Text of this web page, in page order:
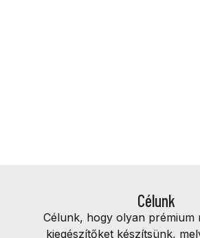
Célunk
Célunk, hogy olyan prémium
kiegészítőket készítsünk,